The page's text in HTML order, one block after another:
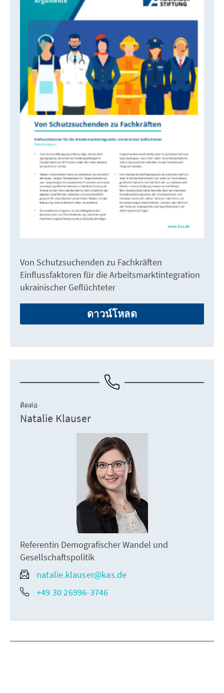
Von Schutzsuchenden zu Fachkräften
Einflussfaktoren für die Arbeitsmarktintegration
ukrainischer Geflüchteter
ดาวน์โหลด
ติดต่อ
Natalie Klauser
Referentin Demografischer Wandel und
Gesellschaftspolitik
natalie.klauser@kas.de
+49 30 26996-3746